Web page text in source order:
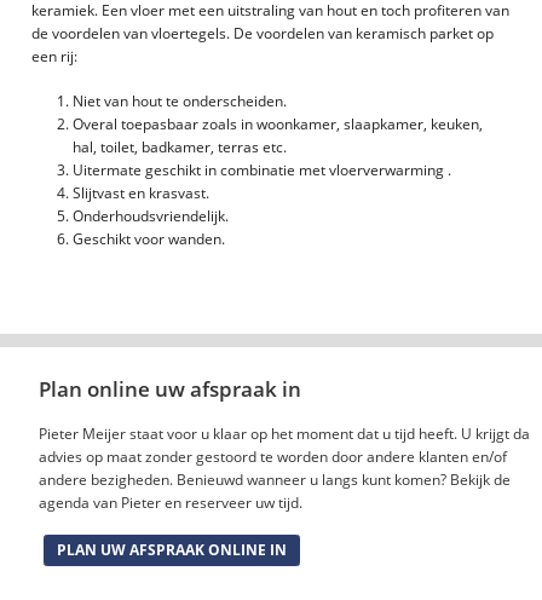
keramiek. Een vloer met een uitstraling van hout en toch profiteren van
de voordelen van vloertegels. De voordelen van keramisch parket op
een rij:
Niet van hout te onderscheiden.
Overal toepasbaar zoals in woonkamer, slaapkamer, keuken,
hal, toilet, badkamer, terras etc.
Uitermate geschikt in combinatie met vloerverwarming .
Slijtvast en krasvast.
Onderhoudsvriendelijk.
Geschikt voor wanden.
Plan online uw afspraak in
Pieter Meijer staat voor u klaar op het moment dat u tijd heeft. U krijgt dan
advies op maat zonder gestoord te worden door andere klanten en/of
andere bezigheden. Benieuwd wanneer u langs kunt komen? Bekijk de
agenda van Pieter en reserveer uw tijd.
PLAN UW AFSPRAAK ONLINE IN